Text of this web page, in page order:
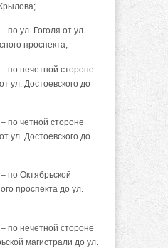
по ул. Гоголя от ул.
проспекта;
по нечетной стороне
ул. Достоевского до
по четной стороне
ул. Достоевского до
по Октябрьской
проспекта до ул.
по нечетной стороне
магистрали до ул.